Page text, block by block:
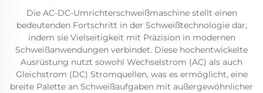
Die AC-DC-Umrichterschweißmaschine stellt einen
bedeutenden Fortschritt in der Schweißtechnologie dar,
indem sie Vielseitigkeit mit Präzision in modernen
Schweißanwendungen verbindet. Diese hochentwickelte
Ausrüstung nutzt sowohl Wechselstrom (AC) als auch
Gleichstrom (DC) Stromquellen, was es ermöglicht, eine
breite Palette an Schweißaufgaben mit außergewöhnlicher